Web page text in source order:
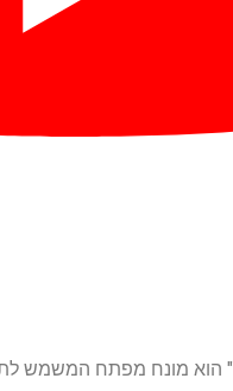
הוא מונח מפתח המשמש